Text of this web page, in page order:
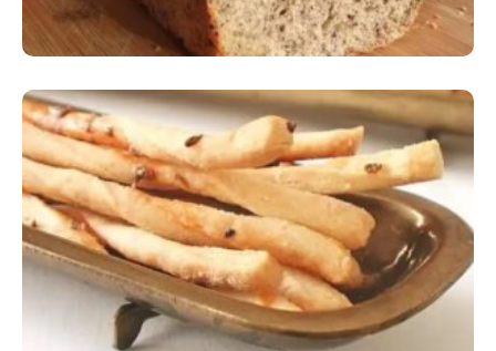
Comer Bem: Palitinhos De Cebola E Salsa